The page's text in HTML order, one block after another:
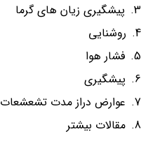
پیشگیری زیان های گرما
روشنایی
فشار هوا
پیشگیری
عوارض دراز مدت تشعشعات
مقالات بیشتر